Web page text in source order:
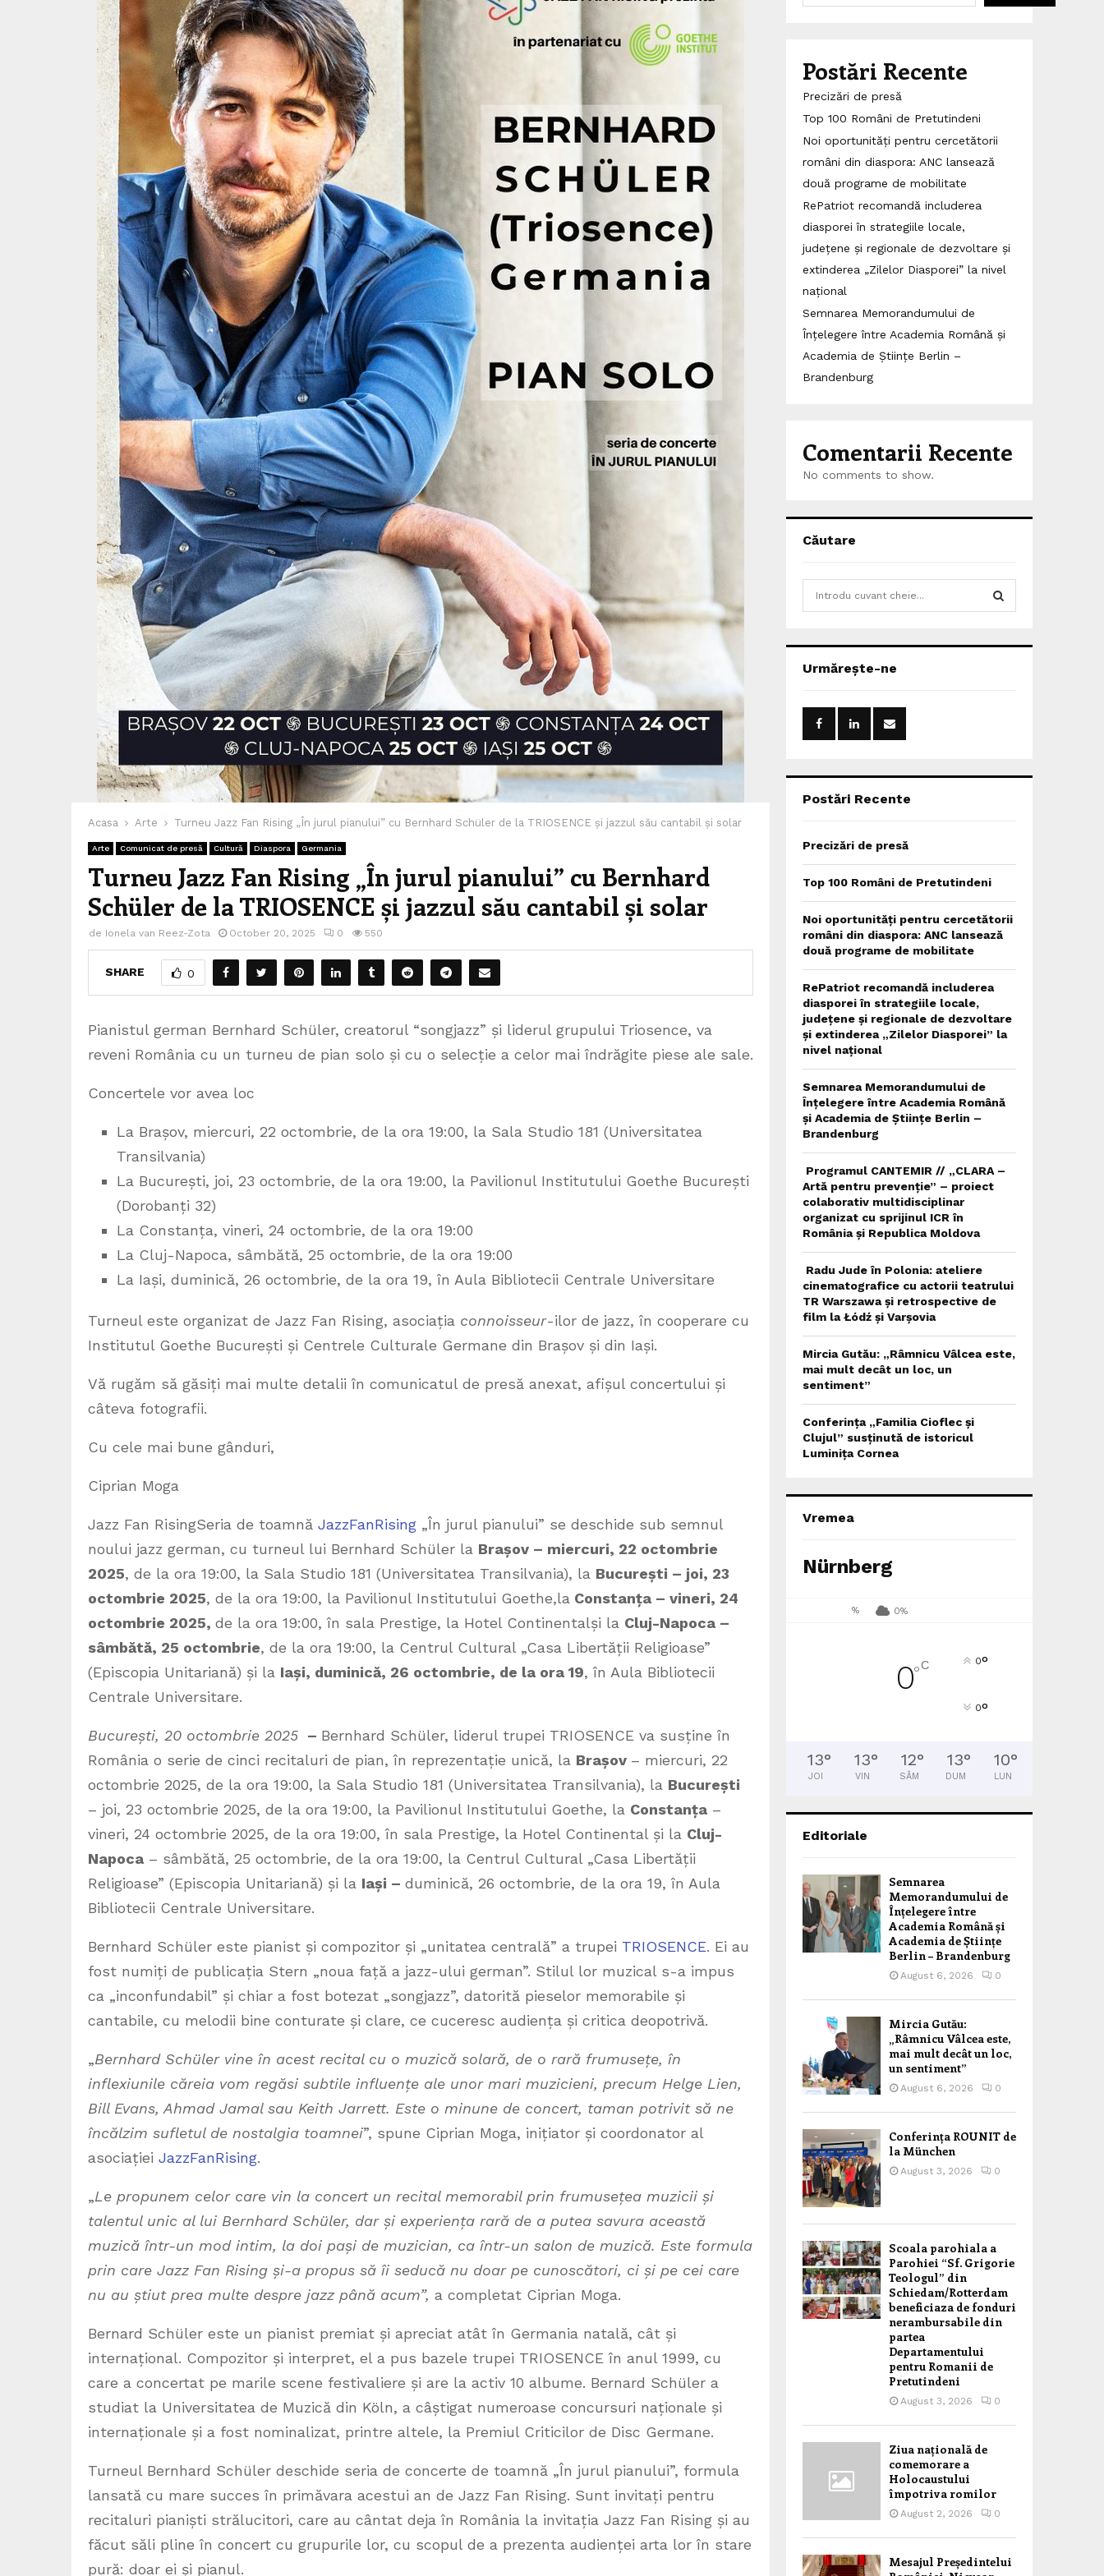
Acasa Arte Turneu Jazz Fan Rising „În jurul pianului” cu Bernhard Schüler de la TRIOSENCE și jazzul său cantabil și solar
Arte Comunicat de presă Cultură Diaspora Germania
Turneu Jazz Fan Rising „În jurul pianului” cu Bernhard
Schüler de la TRIOSENCE și jazzul său cantabil și solar
de Ionela van Reez-Zota October 20, 2025 0 550
SHARE 0
Pianistul german Bernhard Schüler, creatorul “songjazz” și liderul grupului Triosence, va
reveni România cu un turneu de pian solo și cu o selecție a celor mai îndrăgite piese ale sale.
Concertele vor avea loc
La Brașov, miercuri, 22 octombrie, de la ora 19:00, la Sala Studio 181 (Universitatea
Transilvania)
La București, joi, 23 octombrie, de la ora 19:00, la Pavilionul Institutului Goethe București
(Dorobanți 32)
La Constanța, vineri, 24 octombrie, de la ora 19:00
La Cluj-Napoca, sâmbătă, 25 octombrie, de la ora 19:00
La Iași, duminică, 26 octombrie, de la ora 19, în Aula Bibliotecii Centrale Universitare
Turneul este organizat de Jazz Fan Rising, asociația connoisseur-ilor de jazz, în cooperare cu
Institutul Goethe București și Centrele Culturale Germane din Brașov și din Iași.
Vă rugăm să găsiți mai multe detalii în comunicatul de presă anexat, afișul concertului și
câteva fotografii.
Cu cele mai bune gânduri,
Ciprian Moga
Jazz Fan RisingSeria de toamnă JazzFanRising „În jurul pianului” se deschide sub semnul
noului jazz german, cu turneul lui Bernhard Schüler la Brașov – miercuri, 22 octombrie
2025, de la ora 19:00, la Sala Studio 181 (Universitatea Transilvania), la București – joi, 23
octombrie 2025, de la ora 19:00, la Pavilionul Institutului Goethe,la Constanța – vineri, 24
octombrie 2025, de la ora 19:00, în sala Prestige, la Hotel Continentalși la Cluj-Napoca –
sâmbătă, 25 octombrie, de la ora 19:00, la Centrul Cultural „Casa Libertății Religioase”
(Episcopia Unitariană) și la Iași, duminică, 26 octombrie, de la ora 19, în Aula Bibliotecii
Centrale Universitare.
București, 20 octombrie 2025 – Bernhard Schüler, liderul trupei TRIOSENCE va susține în
România o serie de cinci recitaluri de pian, în reprezentație unică, la Brașov – miercuri, 22
octombrie 2025, de la ora 19:00, la Sala Studio 181 (Universitatea Transilvania), la București
– joi, 23 octombrie 2025, de la ora 19:00, la Pavilionul Institutului Goethe, la Constanța –
vineri, 24 octombrie 2025, de la ora 19:00, în sala Prestige, la Hotel Continental și la Cluj-
Napoca – sâmbătă, 25 octombrie, de la ora 19:00, la Centrul Cultural „Casa Libertății
Religioase” (Episcopia Unitariană) și la Iași – duminică, 26 octombrie, de la ora 19, în Aula
Bibliotecii Centrale Universitare.
Bernhard Schüler este pianist și compozitor și „unitatea centrală” a trupei TRIOSENCE. Ei au
fost numiți de publicația Stern „noua față a jazz-ului german”. Stilul lor muzical s-a impus
ca „inconfundabil” și chiar a fost botezat „songjazz”, datorită pieselor memorabile și
cantabile, cu melodii bine conturate și clare, ce cuceresc audiența și critica deopotrivă.
„Bernhard Schüler vine în acest recital cu o muzică solară, de o rară frumusețe, în
inflexiunile căreia vom regăsi subtile influențe ale unor mari muzicieni, precum Helge Lien,
Bill Evans, Ahmad Jamal sau Keith Jarrett. Este o minune de concert, taman potrivit să ne
încălzim sufletul de nostalgia toamnei”, spune Ciprian Moga, inițiator și coordonator al
asociației JazzFanRising.
„Le propunem celor care vin la concert un recital memorabil prin frumusețea muzicii și
talentul unic al lui Bernhard Schüler, dar și experiența rară de a putea savura această
muzică într-un mod intim, la doi pași de muzician, ca într-un salon de muzică. Este formula
prin care Jazz Fan Rising și-a propus să îi seducă nu doar pe cunoscători, ci și pe cei care
nu au știut prea multe despre jazz până acum”, a completat Ciprian Moga.
Bernard Schüler este un pianist premiat și apreciat atât în Germania natală, cât și
internațional. Compozitor și interpret, el a pus bazele trupei TRIOSENCE în anul 1999, cu
care a concertat pe marile scene festivaliere și are la activ 10 albume. Bernard Schüler a
studiat la Universitatea de Muzică din Köln, a câștigat numeroase concursuri naționale și
internaționale și a fost nominalizat, printre altele, la Premiul Criticilor de Disc Germane.
Turneul Bernhard Schüler deschide seria de concerte de toamnă „În jurul pianului”, formula
lansată cu mare succes în primăvara acestui an de Jazz Fan Rising. Sunt invitați pentru
recitaluri pianiști strălucitori, care au cântat deja în România la invitația Jazz Fan Rising și au
făcut săli pline în concert cu grupurile lor, cu scopul de a prezenta audienței arta lor în stare
pură: doar ei și pianul.
Postări Recente
Precizări de presă
Top 100 Români de Pretutindeni
Noi oportunități pentru cercetătorii
români din diaspora: ANC lansează
două programe de mobilitate
RePatriot recomandă includerea
diasporei în strategiile locale,
județene și regionale de dezvoltare și
extinderea „Zilelor Diasporei” la nivel
național
Semnarea Memorandumului de
Înțelegere între Academia Română și
Academia de Științe Berlin –
Brandenburg
Comentarii Recente
No comments to show.
Căutare
h
o
:
Urmărește-ne
Postări Recente
Precizări de presă
Top 100 Români de Pretutindeni
Noi oportunități pentru cercetătorii
români din diaspora: ANC lansează
două programe de mobilitate
RePatriot recomandă includerea
diasporei în strategiile locale,
județene și regionale de dezvoltare
și extinderea „Zilelor Diasporei” la
nivel național
Semnarea Memorandumului de
Înțelegere între Academia Română
și Academia de Științe Berlin –
Brandenburg
Programul CANTEMIR // „CLARA –
Artă pentru prevenție” – proiect
colaborativ multidisciplinar
organizat cu sprijinul ICR în
România și Republica Moldova
Radu Jude în Polonia: ateliere
cinematografice cu actorii teatrului
TR Warszawa și retrospective de
film la Łódź și Varșovia
Mircia Gutău: „Râmnicu Vâlcea este,
mai mult decât un loc, un
sentiment”
Conferința „Familia Cioflec și
Clujul” susținută de istoricul
Luminița Cornea
Vremea
Nürnberg
% 0%
0°C 0°
0°
13°
JOI
13°
VIN
12°
SÂM
13°
DUM
10°
LUN
Editoriale
Semnarea
Memorandumului de
Înțelegere între
Academia Română și
Academia de Științe
Berlin – Brandenburg
August 6, 2026 0
Mircia Gutău:
„Râmnicu Vâlcea este,
mai mult decât un loc,
un sentiment”
August 6, 2026 0
Conferința ROUNIT de
la München
August 3, 2026 0
Scoala parohiala a
Parohiei “Sf. Grigorie
Teologul” din
Schiedam/Rotterdam
beneficiaza de fonduri
nerambursabile din
partea
Departamentului
pentru Romanii de
Pretutindeni
August 3, 2026 0
Ziua națională de
comemorare a
Holocaustului
împotriva romilor
August 2, 2026 0
Mesajul Președintelui